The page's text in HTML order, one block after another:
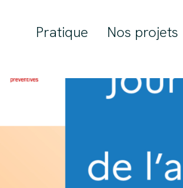
Pratique Nos projets